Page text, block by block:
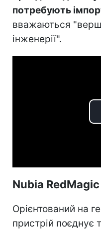
потребують
вважаються
інженерії".
Nubia RedMagic
Орієнтований на
пристрій поєднує